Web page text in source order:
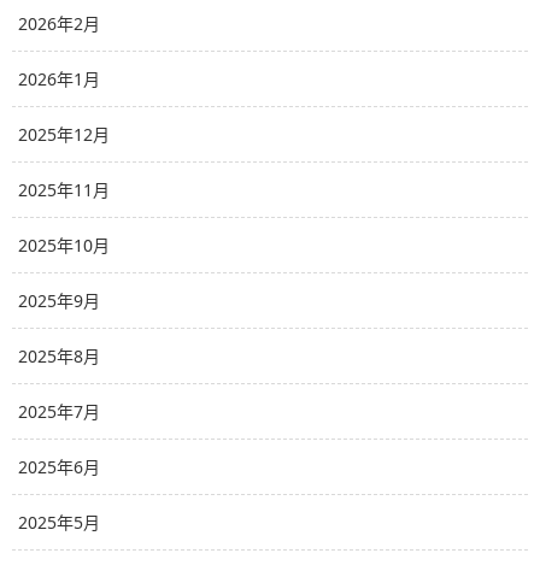
2026年2月
2026年1月
2025年12月
2025年11月
2025年10月
2025年9月
2025年8月
2025年7月
2025年6月
2025年5月